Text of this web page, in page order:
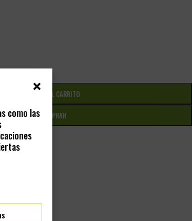
como las
AÑADIR AL CARRITO
COMPRAR